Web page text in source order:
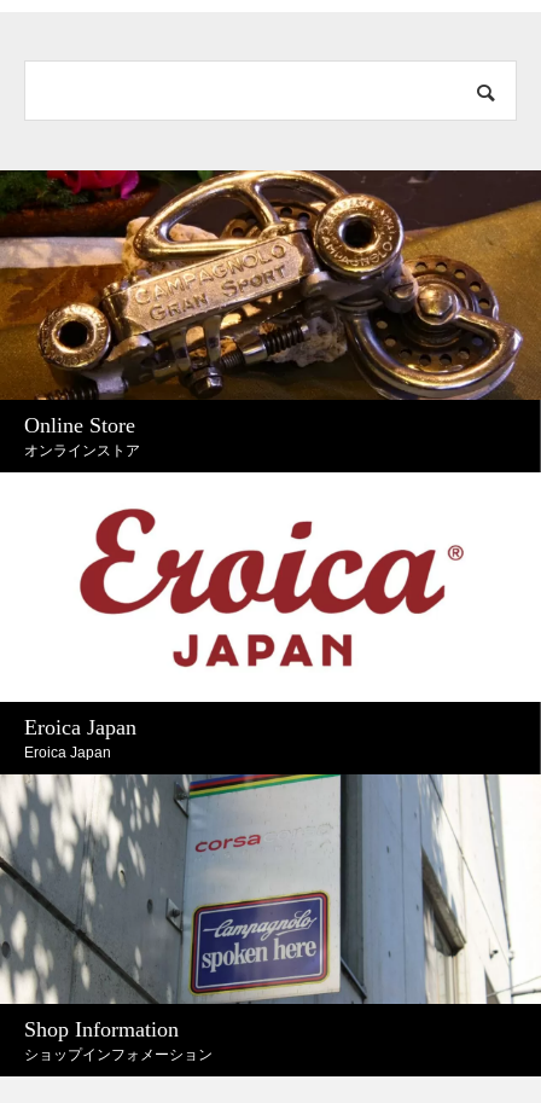
Online Store
オンラインストア
Eroica Japan
Eroica Japan
Shop Information
ショップインフォメーション